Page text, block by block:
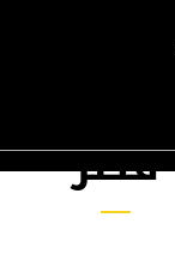
قطر